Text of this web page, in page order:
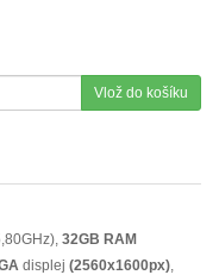
Vlož do košíku
32GB RAM
displej (2560x1600px),